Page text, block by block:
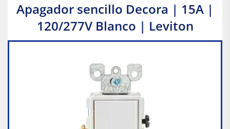
Apagador sencillo Decora | 15A |
120/277V Blanco | Leviton